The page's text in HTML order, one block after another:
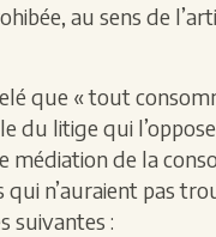
au sens de
que « tout
litige qui
de la
n’auraient pas
suivantes :